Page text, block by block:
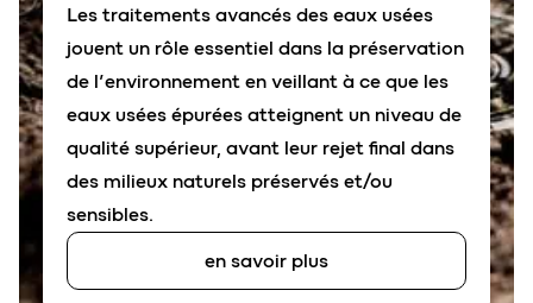
Les traitements avancés des eaux usées
jouent un rôle essentiel dans la préservation
de l’environnement en veillant à ce que les
eaux usées épurées atteignent un niveau de
qualité supérieur, avant leur rejet final dans
des milieux naturels préservés et/ou
sensibles.
en savoir plus